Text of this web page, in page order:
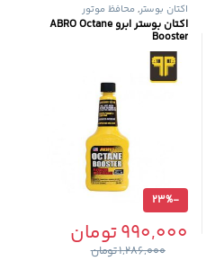
اکتان بوستر,محافظ موتور
اکتان بوستر ابرو ABRO Octane
Booster
-
23%
990,000تومان
1,286,000تومان